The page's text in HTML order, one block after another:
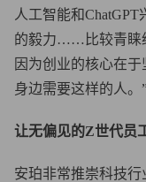
人工智能和
的毅力……比较青睐
因为创业的核心在于
身边需要这样的人。
让无偏见的Z世代员
安珀非常推崇科技